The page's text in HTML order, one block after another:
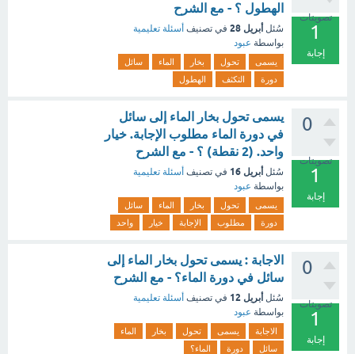
تصويتات
1
إجابة
الهطول ؟ - مع الشرح
سُئل أبريل 28 في تصنيف أسئلة تعليمية
بواسطة عبود
يسمى تحول بخار الماء
سائل
دورة
التكثف الهطول
0
تصويتات
1
إجابة
يسمى تحول بخار الماء إلى سائل
في دورة الماء مطلوب الإجابة. خيار
واحد. (2 نقطة) ؟ - مع الشرح
سُئل أبريل 16 في تصنيف أسئلة تعليمية
بواسطة عبود
يسمى تحول بخار الماء
سائل
دورة
مطلوب الإجابة خيار واحد
0
تصويتات
1
إجابة
الاجابة : يسمى تحول بخار الماء إلى
سائل في دورة الماء؟ - مع الشرح
سُئل أبريل 12 في تصنيف أسئلة تعليمية
بواسطة عبود
الاجابة يسمى تحول بخار
الماء
سائل
دورة الماء؟